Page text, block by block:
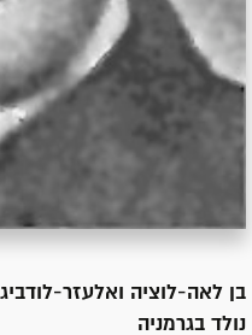
בן לאה-לוציה ואלעזר-לודביג
נולד בגרמניה